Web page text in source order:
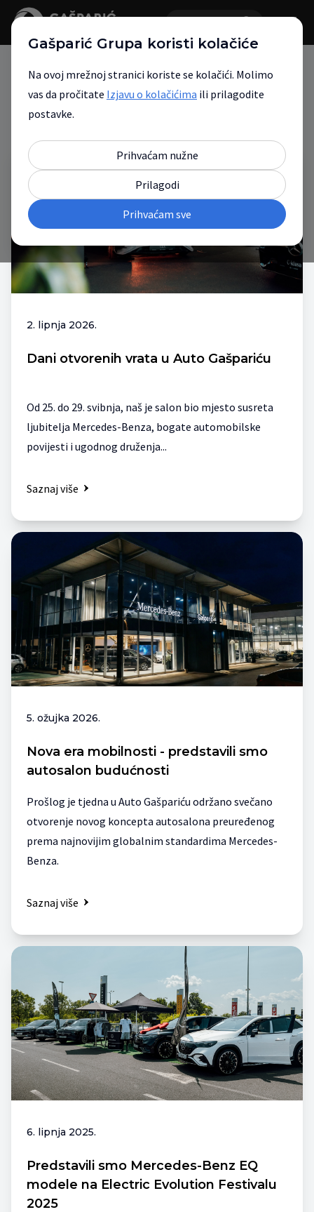
Novosti
2. lipnja 2026.
Dani otvorenih vrata u Auto Gašpariću
Od 25. do 29. svibnja, naš je salon bio mjesto susreta
ljubitelja Mercedes-Benza, bogate automobilske
povijesti i ugodnog druženja...
Saznaj više
5. ožujka 2026.
Nova era mobilnosti - predstavili smo
autosalon budućnosti
Prošlog je tjedna u Auto Gašpariću održano svečano
otvorenje novog koncepta autosalona preuređenog
prema najnovijim globalnim standardima Mercedes-
Benza.
Saznaj više
6. lipnja 2025.
Predstavili smo Mercedes-Benz EQ
modele na Electric Evolution Festivalu
2025
Gašparić Grupa koristi kolačiće
Na ovoj mrežnoj stranici koriste se kolačići. Molimo
vas da pročitate Izjavu o kolačićima ili prilagodite
postavke.
Prihvaćam nužne
Prilagodi
Prihvaćam sve